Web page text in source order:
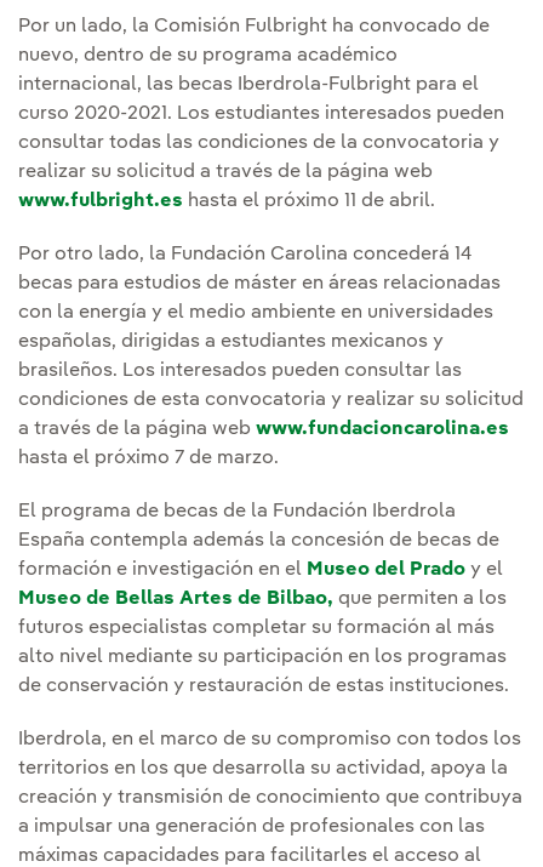
Por un lado, la Comisión Fulbright ha convocado de
nuevo, dentro de su programa académico
internacional, las becas Iberdrola-Fulbright para el
curso 2020-2021. Los estudiantes interesados pueden
consultar todas las condiciones de la convocatoria y
realizar su solicitud a través de la página web
www.fulbright.es hasta el próximo 11 de abril.
Por otro lado, la Fundación Carolina concederá 14
becas para estudios de máster en áreas relacionadas
con la energía y el medio ambiente en universidades
españolas, dirigidas a estudiantes mexicanos y
brasileños. Los interesados pueden consultar las
condiciones de esta convocatoria y realizar su solicitud
a través de la página web www.fundacioncarolina.es
hasta el próximo 7 de marzo.
El programa de becas de la Fundación Iberdrola
España contempla además la concesión de becas de
formación e investigación en el Museo del Prado y el
Museo de Bellas Artes de Bilbao, que permiten a los
futuros especialistas completar su formación al más
alto nivel mediante su participación en los programas
de conservación y restauración de estas instituciones.
Iberdrola, en el marco de su compromiso con todos los
territorios en los que desarrolla su actividad, apoya la
creación y transmisión de conocimiento que contribuya
a impulsar una generación de profesionales con las
máximas capacidades para facilitarles el acceso al